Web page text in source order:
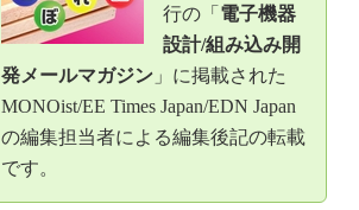
光伝送技術を知る
“異端児エンジニア”が仕
改革、執念の180日
イノベーションは日本を
IHSアナリスト「未来展
行の「 電子機器
設計/組み込み開
発メールマガジン 」に掲載された
MONOist/EE Times Japan/EDN Japan
の編集担当者による編集後記の転載
です。